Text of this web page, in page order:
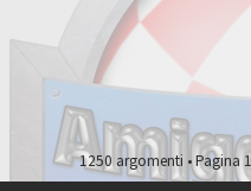
1250 argomenti •Pagina 1